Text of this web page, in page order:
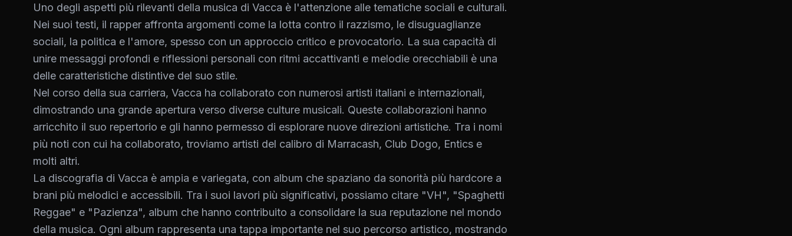
Uno degli aspetti più rilevanti della musica di Vacca è l'attenzione alle tematiche sociali e culturali.
Nei suoi testi, il rapper affronta argomenti come la lotta contro il razzismo, le disuguaglianze
sociali, la politica e l'amore, spesso con un approccio critico e provocatorio. La sua capacità di
unire messaggi profondi e riflessioni personali con ritmi accattivanti e melodie orecchiabili è una
delle caratteristiche distintive del suo stile.
Nel corso della sua carriera, Vacca ha collaborato con numerosi artisti italiani e internazionali,
dimostrando una grande apertura verso diverse culture musicali. Queste collaborazioni hanno
arricchito il suo repertorio e gli hanno permesso di esplorare nuove direzioni artistiche. Tra i nomi
più noti con cui ha collaborato, troviamo artisti del calibro di Marracash, Club Dogo, Entics e
molti altri.
La discografia di Vacca è ampia e variegata, con album che spaziano da sonorità più hardcore a
brani più melodici e accessibili. Tra i suoi lavori più significativi, possiamo citare "VH", "Spaghetti
Reggae" e "Pazienza", album che hanno contribuito a consolidare la sua reputazione nel mondo
della musica. Ogni album rappresenta una tappa importante nel suo percorso artistico, mostrando